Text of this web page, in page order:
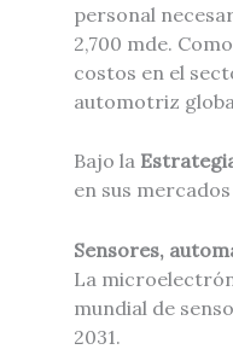
personal
2,700 mde.
costos en el
automotriz
Bajo la
en sus
Sensores,
La
mundial de
2031.